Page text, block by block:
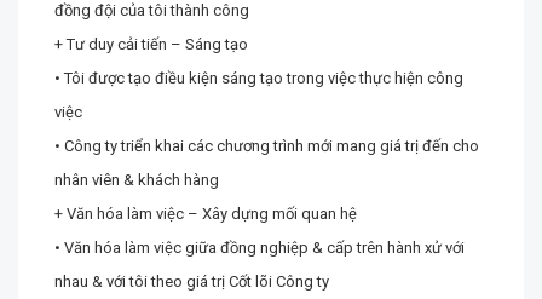
đồng đội của tôi thành công
+ Tư duy cải tiến – Sáng tạo
• Tôi được tạo điều kiện sáng tạo trong việc thực hiện công
việc
• Công ty triển khai các chương trình mới mang giá trị đến cho
nhân viên & khách hàng
+ Văn hóa làm việc – Xây dựng mối quan hệ
• Văn hóa làm việc giữa đồng nghiệp & cấp trên hành xử với
nhau & với tôi theo giá trị Cốt lõi Công ty